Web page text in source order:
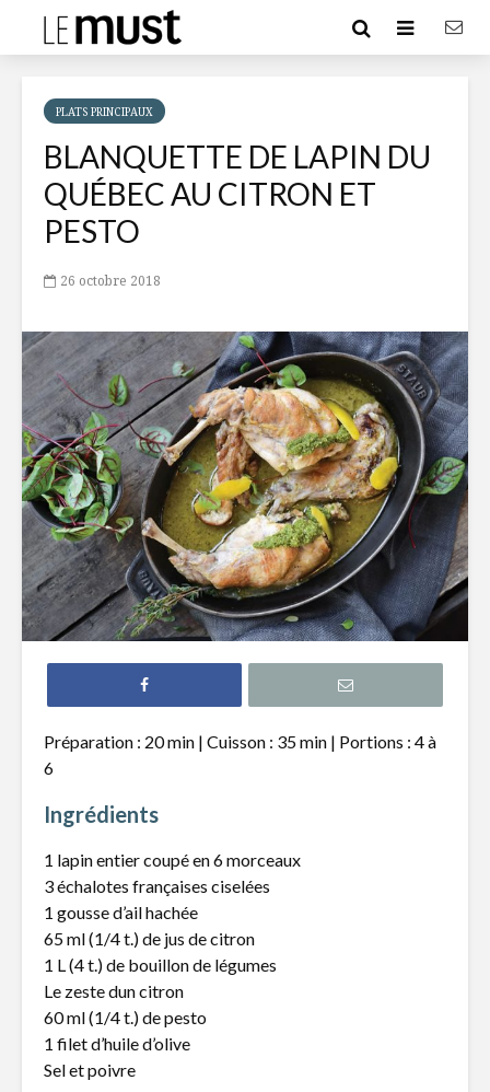
PLATS PRINCIPAUX
BLANQUETTE DE LAPIN DU
QUÉBEC AU CITRON ET
PESTO
26 octobre 2018
Préparation : 20 min | Cuisson : 35 min | Portions : 4 à
6
Ingrédients
1 lapin entier coupé en 6 morceaux
3 échalotes françaises ciselées
1 gousse d’ail hachée
65 ml (1/4 t.) de jus de citron
1 L (4 t.) de bouillon de légumes
Le zeste dun citron
60 ml (1/4 t.) de pesto
1 filet d’huile d’olive
Sel et poivre
Filet de truite à
l’érable
Tataki de thon
épicé et nouilles de
canard effiloché
revisité
Pain
pizza,
poireaux
Carburer au grillon
Brochettes de tofu
barbecue